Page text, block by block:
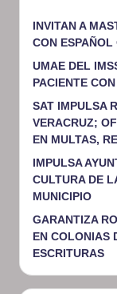
INVITAN A
CON
UMAE DEL
PACIENTE
SAT IMPULSA
VERACRUZ;
EN MULTAS,
IMPULSA
CULTURA DE
MUNICIPIO
GARANTIZA
EN COLONIAS
ESCRITURAS